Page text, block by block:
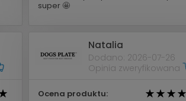
super 🤩
Natalia
Dodano: 2026-07-26
Opinia zweryfikowana
Ocena produktu: